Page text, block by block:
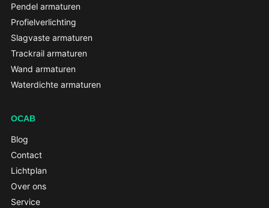
Pendel armaturen
Profielverlichting
Slagvaste armaturen
Trackrail armaturen
Wand armaturen
Waterdichte armaturen
OCAB
Blog
Contact
Lichtplan
Over ons
Service